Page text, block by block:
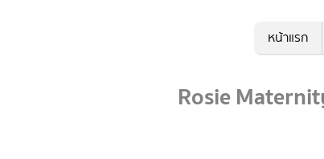
หน้าแรก
Rosie